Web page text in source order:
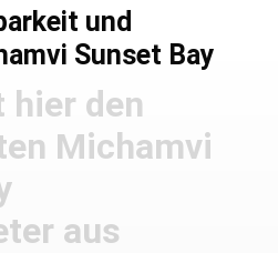
und
Sunset Bay
hier den
Michamvi
aus